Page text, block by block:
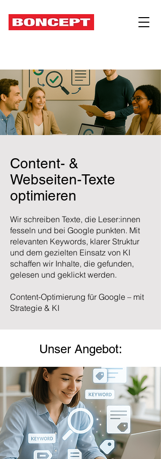
Content- &
Webseiten-Texte
optimieren
Wir schreiben Texte, die Leser:innen
fesseln und bei Google punkten. Mit
relevanten Keywords, klarer Struktur
und dem gezielten Einsatz von KI
schaffen wir Inhalte, die gefunden,
gelesen und geklickt werden.
Content-Optimierung für Google – mit
Strategie & KI
Unser Angebot: